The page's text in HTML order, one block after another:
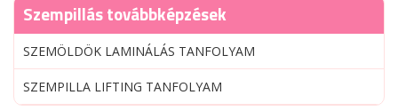
Szempillás továbbképzések
SZEMÖLDÖK LAMINÁLÁS TANFOLYAM
SZEMPILLA LIFTING TANFOLYAM